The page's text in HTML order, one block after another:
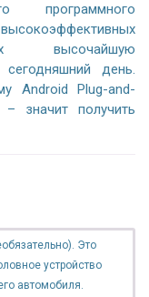
программного
высокоэффективных
высочайшую
день.
Android Plug-and-
значит получить
Это
устройство
автомобиля.